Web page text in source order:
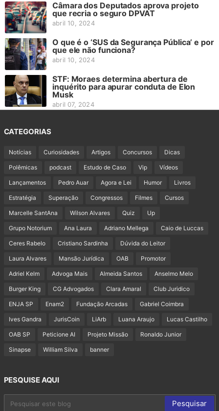
Câmara dos Deputados aprova projeto
que recria o seguro DPVAT
abril 10, 2024
O que é o ‘SUS da Segurança Pública’ e por
que ele não funciona?
abril 10, 2024
STF: Moraes determina abertura de
inquérito para apurar conduta de Elon
Musk
abril 07, 2024
CATEGORIAS
Notícias Curiosidades Artigos Concursos Dicas
Polêmicas podcast Estudo de Caso Vip Vídeos
Lançamentos Pedro Auar Agora e Lei Humor Livros
Estratégia Superação Congressos Filmes Cursos
Marcelle SantAna Wilson Alvares Quiz Up
Grupo Notorium Ana Laura Adriano Mellega Caio de Luccas
Ceres Rabelo Cristiano Sardinha Dúvida do Leitor
Laura Alvares Mansão Jurídica OAB Promotor
Adriel Kelm Advoga Mais Almeida Santos Anselmo Melo
Burger King CG Advogados Clara Amaral Club Juridico
ENJA SP Enam2 Fundação Arcadas Gabriel Coimbra
Ives Gandra JurisCoin LiArb Luana Araujo Lucas Castilho
OAB SP Peticione AI Projeto Missão Ronaldo Junior
Sinapse William Silva banner
PESQUISE AQUI